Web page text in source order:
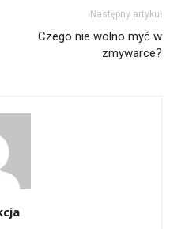
Następny artykuł
Czego nie wolno myć w
zmywarce?